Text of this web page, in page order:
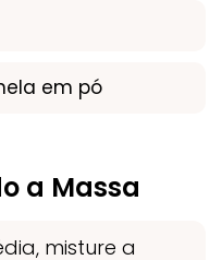
em pó
a Massa
misture a